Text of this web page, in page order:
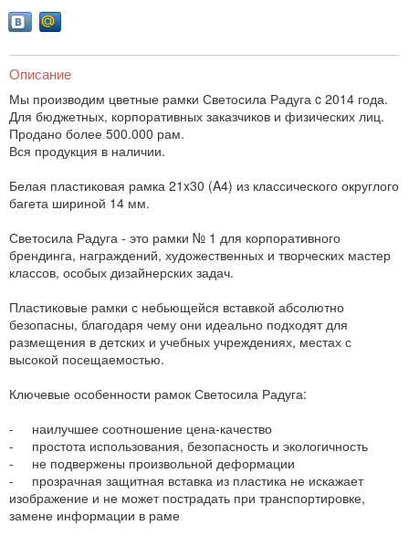
Описание
Мы производим цветные рамки Светосила Радуга c 2014 года.
Для бюджетных, корпоративных заказчиков и физических лиц.
Продано более 500.000 рам.
Вся продукция в наличии.
Белая пластиковая рамка 21x30 (A4) из классического округлого
багета шириной 14 мм.
Светосила Радуга - это рамки № 1 для корпоративного
брендинга, награждений, художественных и творческих мастер
классов, особых дизайнерских задач.
Пластиковые рамки с небьющейся вставкой абсолютно
безопасны, благодаря чему они идеально подходят для
размещения в детских и учебных учреждениях, местах с
высокой посещаемостью.
Ключевые особенности рамок Светосила Радуга:
- наилучшее соотношение цена-качество
- простота использования, безопасность и экологичность
- не подвержены произвольной деформации
- прозрачная защитная вставка из пластика не искажает
изображение и не может пострадать при транспортировке,
замене информации в раме